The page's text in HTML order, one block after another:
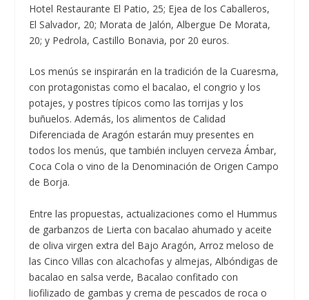
Hotel Restaurante El Patio, 25; Ejea de los Caballeros,
El Salvador, 20; Morata de Jalón, Albergue De Morata,
20; y Pedrola, Castillo Bonavia, por 20 euros.
Los menús se inspirarán en la tradición de la Cuaresma,
con protagonistas como el bacalao, el congrio y los
potajes, y postres típicos como las torrijas y los
buñuelos. Además, los alimentos de Calidad
Diferenciada de Aragón estarán muy presentes en
todos los menús, que también incluyen cerveza Ámbar,
Coca Cola o vino de la Denominación de Origen Campo
de Borja.
Entre las propuestas, actualizaciones como el Hummus
de garbanzos de Lierta con bacalao ahumado y aceite
de oliva virgen extra del Bajo Aragón, Arroz meloso de
las Cinco Villas con alcachofas y almejas, Albóndigas de
bacalao en salsa verde, Bacalao confitado con
liofilizado de gambas y crema de pescados de roca o